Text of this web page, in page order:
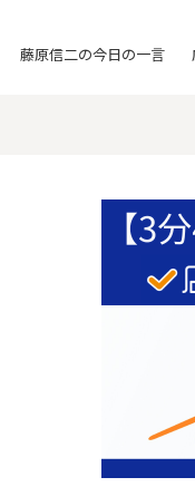
藤原信二の今日の一言